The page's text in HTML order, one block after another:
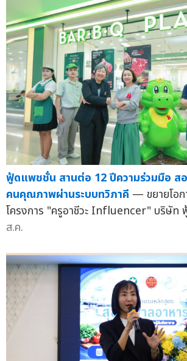
ฟู้ดแพชชั่น สานต่อ 12 ปีความร่วมมือ ส
คนคุณภาพผ่านระบบทวิภาคี — ขยายโอก
โครงการ "ครูอาชีวะ Influencer" บริษัท
ส.ค.